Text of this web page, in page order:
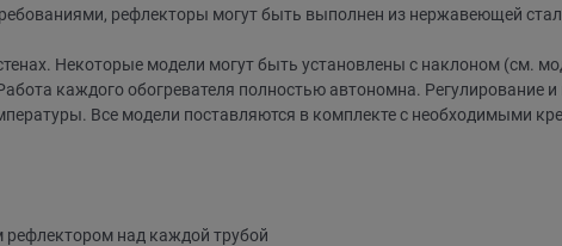
рефлекторы могут быть выполнен из нержавеющей
Некоторые модели могут быть установлены с наклоном (см.
каждого обогревателя полностью автономна. Регулирование
Все модели поставляются в комплекте с необходимыми
рефлектором над каждой трубой